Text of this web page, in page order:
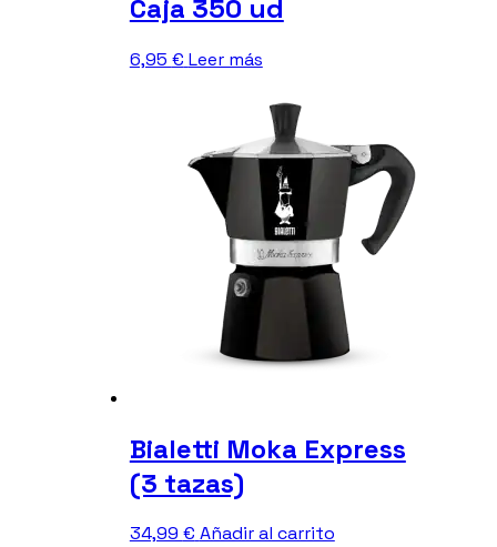
Caja 350 ud
6,95 € Leer más
Bialetti Moka Express
(3 tazas)
34,99 € Añadir al carrito